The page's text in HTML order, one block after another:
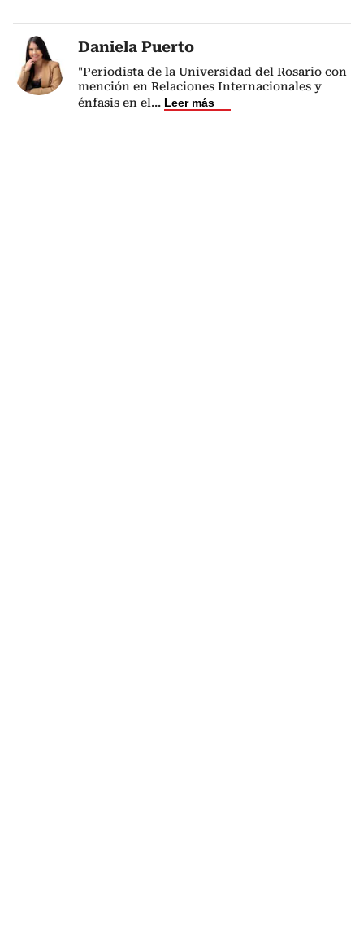
Daniela Puerto
"Periodista de la Universidad del Rosario con
mención en Relaciones Internacionales y
énfasis en el... Leer más